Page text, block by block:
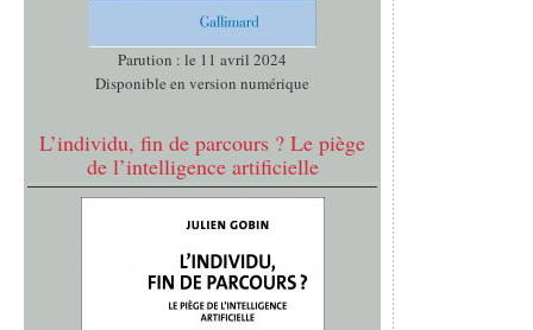
Parution : le 11 avril 2024
Disponible en version numérique
L’individu, fin de parcours ? Le piège
de l’intelligence artificielle